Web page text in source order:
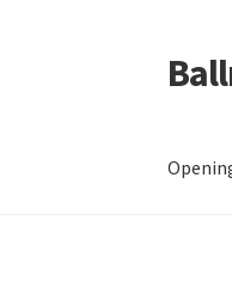
Ga
door
Ga
naar